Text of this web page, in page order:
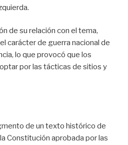
de su relación con el tema,
carácter de guerra nacional de
lo que provocó que los
por las tácticas de sitios y
de un texto histórico de
Constitución aprobada por las